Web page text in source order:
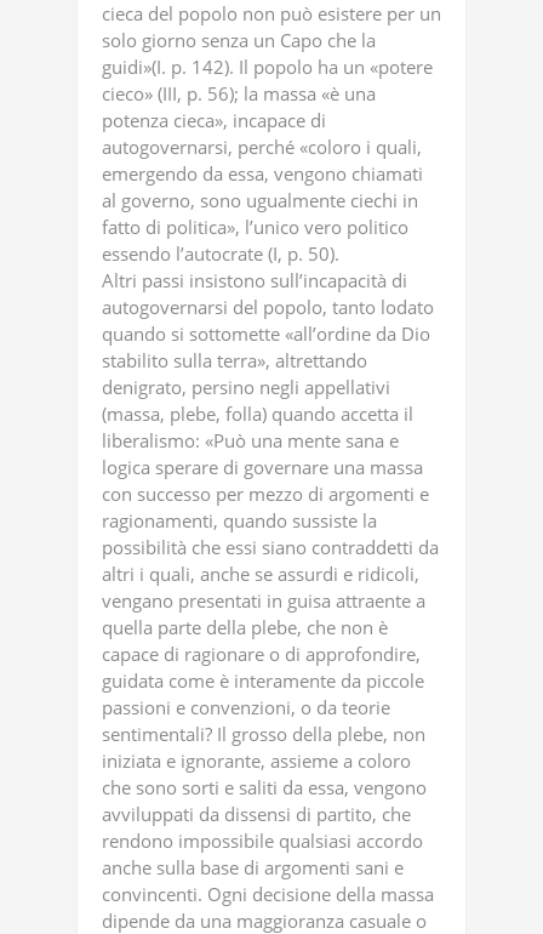
cieca del popolo non può esistere per un
solo giorno senza un Capo che la
guidi»(I. p. 142). Il popolo ha un «potere
cieco» (III, p. 56); la massa «è una
potenza cieca», incapace di
autogovernarsi, perché «coloro i quali,
emergendo da essa, vengono chiamati
al governo, sono ugualmente ciechi in
fatto di politica», l’unico vero politico
essendo l’autocrate (I, p. 50).
Altri passi insistono sull’incapacità di
autogovernarsi del popolo, tanto lodato
quando si sottomette «all’ordine da Dio
stabilito sulla terra», altrettando
denigrato, persino negli appellativi
(massa, plebe, folla) quando accetta il
liberalismo: «Può una mente sana e
logica sperare di governare una massa
con successo per mezzo di argomenti e
ragionamenti, quando sussiste la
possibilità che essi siano contraddetti da
altri i quali, anche se assurdi e ridicoli,
vengano presentati in guisa attraente a
quella parte della plebe, che non è
capace di ragionare o di approfondire,
guidata come è interamente da piccole
passioni e convenzioni, o da teorie
sentimentali? Il grosso della plebe, non
iniziata e ignorante, assieme a coloro
che sono sorti e saliti da essa, vengono
avviluppati da dissensi di partito, che
rendono impossibile qualsiasi accordo
anche sulla base di argomenti sani e
convincenti. Ogni decisione della massa
dipende da una maggioranza casuale o